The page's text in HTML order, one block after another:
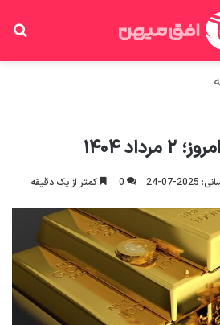
۱۴۰۴
07-24
0 کمتر از یک دقیقه